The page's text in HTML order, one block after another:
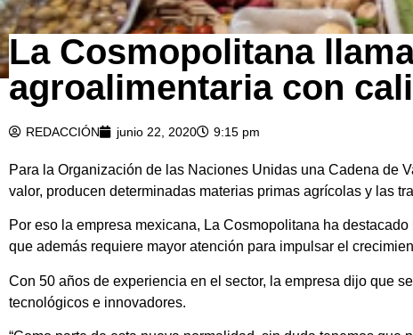
La Cosmopolitana
agroalimentaria con
REDACCIÓN junio 22, 2020 9:15 pm
Para la Organización de las Naciones Unidas una Cadena de
valor, producen determinadas materias primas agrícolas y las
Por eso la empresa mexicana, La Cosmopolitana ha
que además requiere mayor atención para impulsar el
Con 50 años de experiencia en el sector, la empresa dijo que
tecnológicos e innovadores.